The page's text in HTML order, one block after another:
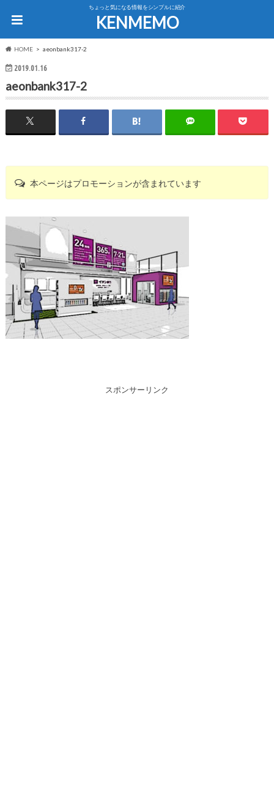
ちょっと気になる情報をシンプルに紹介
KENMEMO
HOME aeonbank317-2
2019.01.16
aeonbank317-2
本ページはプロモーションが含まれています
スポンサーリンク